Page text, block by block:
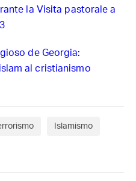
la Visita pastorale a
de Georgia:
al cristianismo
Islamismo